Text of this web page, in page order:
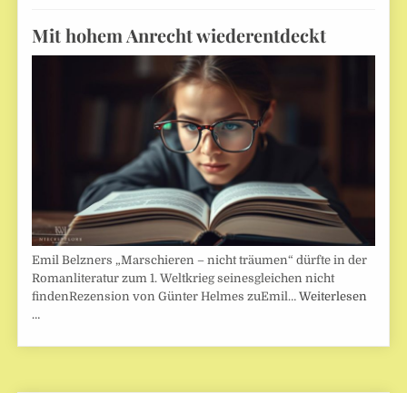
Mit hohem Anrecht wiederentdeckt
Emil Belzners „Marschieren – nicht träumen“ dürfte in der
Romanliteratur zum 1. Weltkrieg seinesgleichen nicht
findenRezension von Günter Helmes zuEmil…Weiterlesen
…